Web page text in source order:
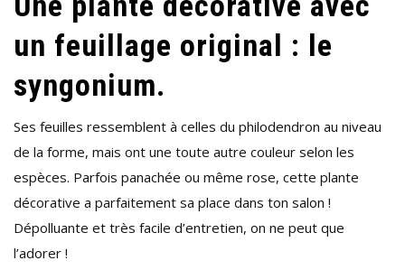
PLANTE
AVEC
DÉCORATIVES
un feuillage original : le
syngonium.
Ses feuilles ressemblent à celles du philodendron au niveau
de la forme, mais ont une toute autre couleur selon les
espèces. Parfois panachée ou même rose, cette plante
décorative a parfaitement sa place dans ton salon !
Dépolluante et très facile d’entretien, on ne peut que
l’adorer !